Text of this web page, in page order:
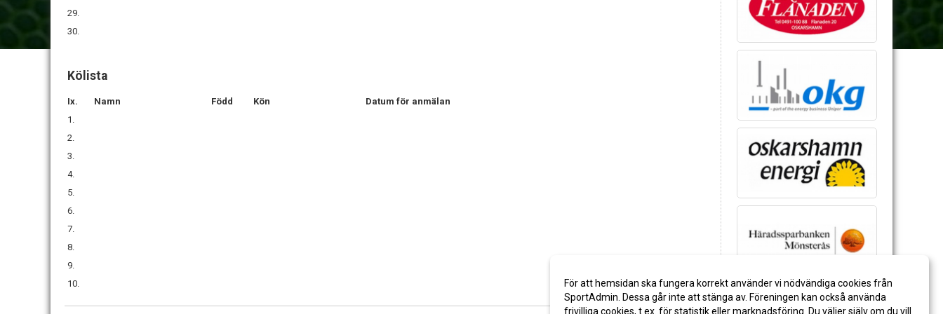
29.
30.
Kölista
Ix. Namn Född Kön
Datum för anmälan
1.
2.
3.
4.
5.
6.
7.
8.
9.
10.
För att hemsidan ska fungera korrekt använder vi nödvändiga cookies från
SportAdmin. Dessa går inte att stänga av. Föreningen kan också använda
frivilliga cookies, t.ex. för statistik eller marknadsföring. Du väljer själv om du vill